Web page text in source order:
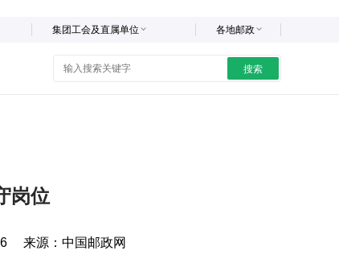
各地邮政
集团工会及直属单位
搜索
岗位
来源： 中国邮政网